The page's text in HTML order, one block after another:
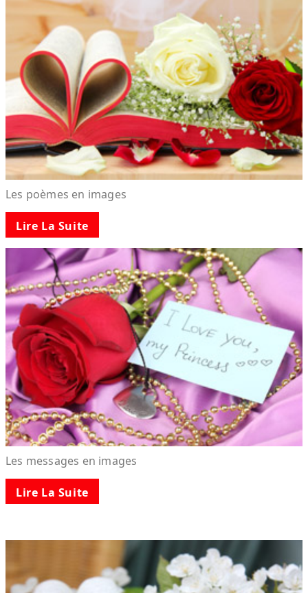
Les poèmes en images
Lire La Suite
Les messages en images
Lire La Suite